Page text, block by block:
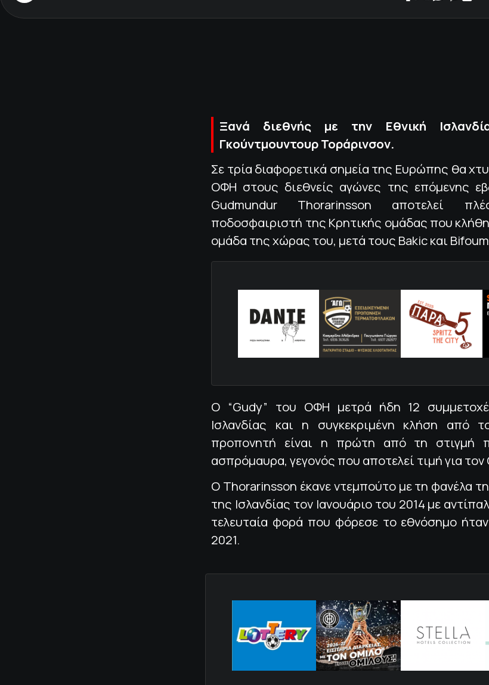
Ξανά διεθνής με την Εθνική
Γκούντμουντουρ Τοράρινσον.
Σε τρία διαφορετικά σημεία της Ευρώπης θα
ΟΦΗ στους διεθνείς αγώνες της επόμενης
Gudmundur Thorarinsson αποτελεί
ποδοσφαιριστή της Κρητικής ομάδας που
ομάδα της χώρας του, μετά τους Bakic και
Ο “Gudy” του ΟΦΗ μετρά ήδη 12
Ισλανδίας και η συγκεκριμένη κλήση από
προπονητή είναι η πρώτη από τη στιγμή
ασπρόμαυρα, γεγονός που αποτελεί τιμή για
Ο Thorarinsson έκανε ντεμπούτο με τη φανέλα
της Ισλανδίας τον Ιανουάριο του 2014 με
τελευταία φορά που φόρεσε το εθνόσημο
2021.